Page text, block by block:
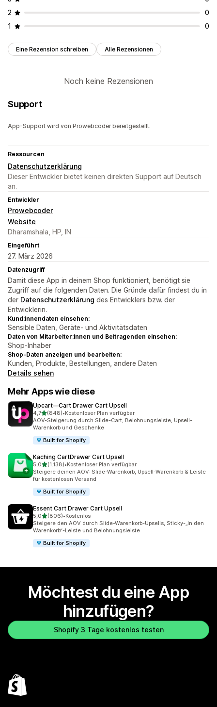
2
0
1
0
Eine Rezension schreiben Alle Rezensionen
Noch keine Rezensionen
Support
App-Support wird von Prowebcoder bereitgestellt.
Ressourcen
Datenschutzerklärung
Dieser Entwickler bietet keinen direkten Support auf Deutsch
an.
Entwickler
Prowebcoder
Website
Dharamshala, HP, IN
Eingeführt
27. März 2026
Datenzugriff
Damit diese App in deinem Shop funktioniert, benötigt sie
Zugriff auf die folgenden Daten. Die Gründe dafür findest du in
der Datenschutzerklärung des Entwicklers bzw. der
Entwicklerin.
Kund:innendaten einsehen:
Sensible Daten, Geräte- und Aktivitätsdaten
Daten von Mitarbeiter:innen und Beitragenden einsehen:
Shop-Inhaber
Shop-Daten anzeigen und bearbeiten:
Kunden, Produkte, Bestellungen, andere Daten
Details sehen
Mehr Apps wie diese
Upcart—Cart Drawer Cart Upsell
4,7von 5 Sternen
(848)
848 Rezensionen insgesamt
•Kostenloser Plan verfügbar
AOV-Steigerung durch Slide-Cart, Belohnungsleiste, Upsell-
Warenkorb und Geschenke
Built for Shopify
Kaching CartDrawer Cart Upsell
5,0von 5 Sternen
(1.138)
1138 Rezensionen insgesamt
•Kostenloser Plan verfügbar
Steigere deinen AOV: Slide-Warenkorb, Upsell-Warenkorb & Leiste
für kostenlosen Versand
Built for Shopify
Essent Cart Drawer Cart Upsell
5,0von 5 Sternen
(806)
806 Rezensionen insgesamt
•Kostenlos
Steigere den AOV durch Slide-Warenkorb-Upsells, Sticky-„In den
Warenkorb“-Leiste und Belohnungsleiste
Built for Shopify
Möchtest du eine App
hinzufügen?
Shopify 3 Tage kostenlos testen